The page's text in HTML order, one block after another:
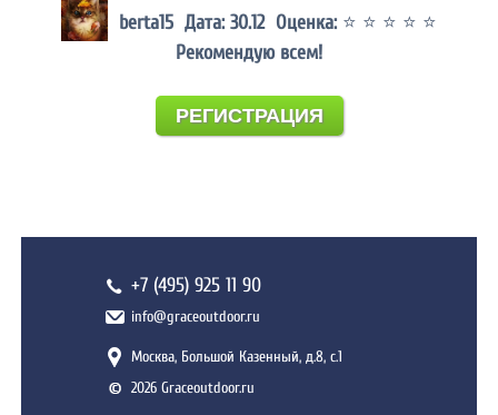
berta15 Дата: 30.12 Оценка: ⭐ ⭐ ⭐ ⭐ ⭐
Рекомендую всем!
РЕГИСТРАЦИЯ
+7 (495) 925 11 90
info@graceoutdoor.ru
Москва, Большой Казенный, д.8, с.1
2026 Graceoutdoor.ru